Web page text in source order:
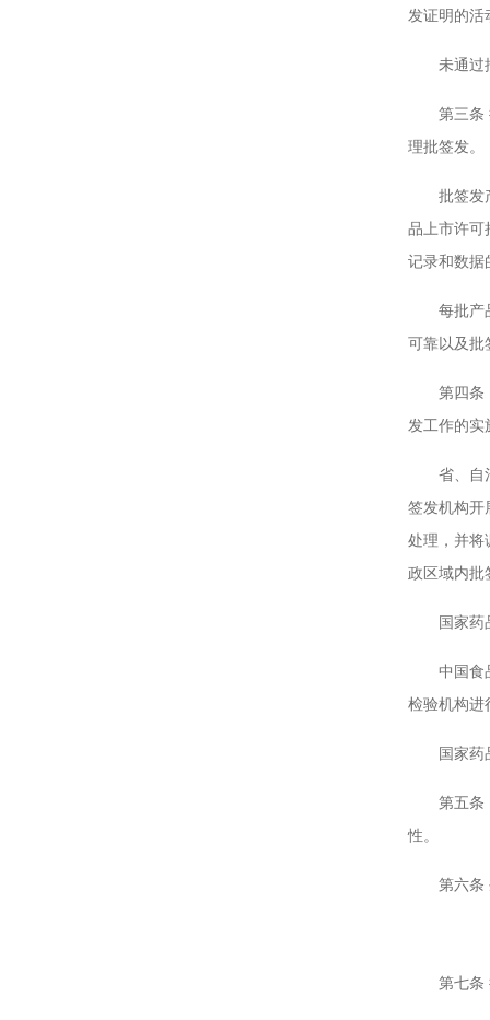
发证明的活
未通过批
第三条 批
理批签发。
批签发产
品上市许可
记录和数据
每批产品
可靠以及批
第四条 国
发工作的实
省、自治
签发机构开
处理，并将
政区域内批
国家药品
中国食品
检验机构进
国家药品
第五条 国
性。
第六条 生
第七条 批